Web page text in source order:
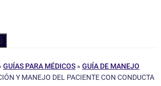
GUÍAS PARA MÉDICOS » GUÍA DE MANEJO
Y MANEJO DEL PACIENTE CON CONDUCTA